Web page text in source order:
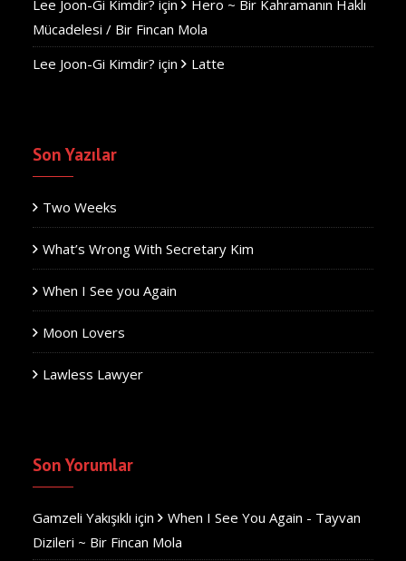
Lee Joon-Gi Kimdir? için
Hero ~ Bir Kahramanın Haklı
Mücadelesi / Bir Fincan Mola
Lee Joon-Gi Kimdir? için Latte
Son Yazılar
Two Weeks
What’s Wrong With Secretary Kim
When I See you Again
Moon Lovers
Lawless Lawyer
Son Yorumlar
Gamzeli Yakışıklı için
When I See You Again - Tayvan
Dizileri ~ Bir Fincan Mola